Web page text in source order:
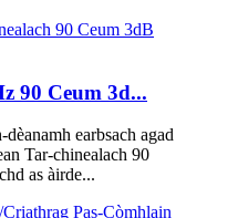
90 Ceum 3d...
earbsach agad
Tar-chinealach 90
as àirde...